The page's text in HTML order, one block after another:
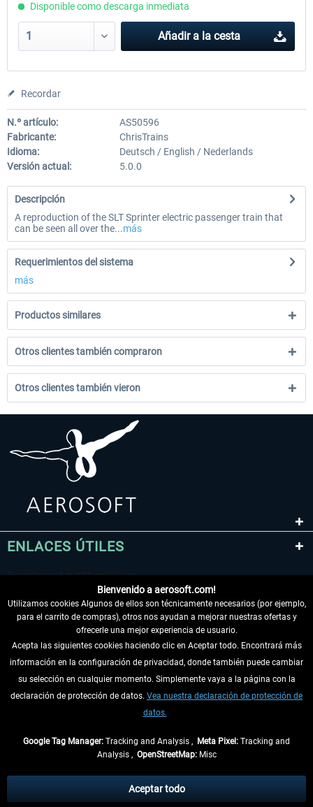
Disponible como descarga inmediata
Añadir a la cesta
Recordar
N.º artículo:
AS50596
Fabricante:
ChrisTrains
Idioma:
Deutsch / English / Nederlands
Versión actual:
5.0.0
Descripción
A reproduction of the SLT Sprinter electric passenger train that
can be seen all over the...más
Requerimientos del sistema
más
Productos similares
Otros clientes también compraron
Otros clientes también vieron
ENLACES ÚTILES
DESISTIR DEL CONTRATO
INFORMACIÓN
tasas de recepción si no se describe lo contrario
** De aplicación a envíos dentro de Alemania. Los plazos de envío para los
Bienvenido a aerosoft.com!
Utilizamos cookies Algunos de ellos son técnicamente necesarios (por ejemplo,
para el carrito de compras), otros nos ayudan a mejorar nuestras ofertas y
ofrecerle una mejor experiencia de usuario.
Acepta las siguientes cookies haciendo clic en Aceptar todo. Encontrará más
información en la configuración de privacidad, donde también puede cambiar
su selección en cualquier momento. Simplemente vaya a la página con la
declaración de protección de datos. Vea nuestra declaración de protección de
datos.
Google Tag Manager: Tracking and Analysis , Meta Pixel: Tracking and
Analysis , OpenStreetMap:Misc
Aceptar todo